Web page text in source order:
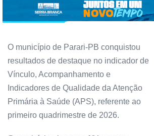
O município de Parari-PB conquistou
resultados de destaque no indicador de
Vínculo, Acompanhamento e
Indicadores de Qualidade da Atenção
Primária à Saúde (APS), referente ao
primeiro quadrimestre de 2026.